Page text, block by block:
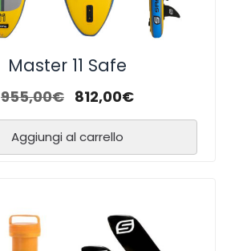
Master 11 Safe
955,00€ 812,00€
Aggiungi al carrello